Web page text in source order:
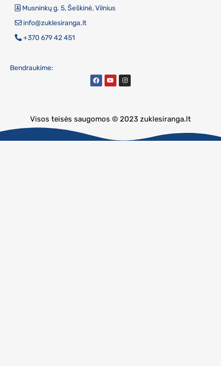
Musninkų g. 5, Šeškinė, Vilnius
info@zuklesiranga.lt
+370 679 42 451
Bendraukime:
Visos teisės saugomos © 2023 zuklesiranga.lt